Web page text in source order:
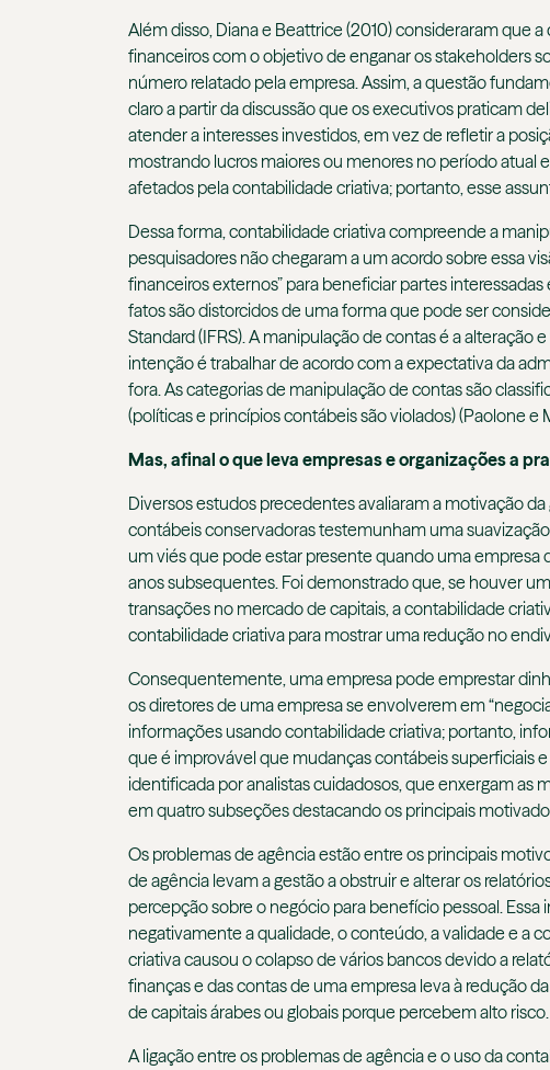
Além disso, Diana e Beattrice (2010) consideraram que
financeiros com o objetivo de enganar os stakeholders
número relatado pela empresa. Assim, a questão
claro a partir da discussão que os executivos praticam
atender a interesses investidos, em vez de refletir a
mostrando lucros maiores ou menores no período atual
afetados pela contabilidade criativa; portanto, esse
Dessa forma, contabilidade criativa compreende a
pesquisadores não chegaram a um acordo sobre essa
financeiros externos” para beneficiar partes
fatos são distorcidos de uma forma que pode ser
Standard (IFRS). A manipulação de contas é a
intenção é trabalhar de acordo com a expectativa da
fora. As categorias de manipulação de contas são
(políticas e princípios contábeis são violados) (Paolone e
Mas, afinal o que leva empresas e organizações a
Diversos estudos precedentes avaliaram a motivação
contábeis conservadoras testemunham uma
um viés que pode estar presente quando uma empresa
anos subsequentes. Foi demonstrado que, se houver
transações no mercado de capitais, a contabilidade
contabilidade criativa para mostrar uma redução no
Consequentemente, uma empresa pode emprestar
os diretores de uma empresa se envolverem em
informações usando contabilidade criativa; portanto,
que é improvável que mudanças contábeis superficiais
identificada por analistas cuidadosos, que enxergam as
em quatro subseções destacando os principais
Os problemas de agência estão entre os principais
de agência levam a gestão a obstruir e alterar os
percepção sobre o negócio para benefício pessoal.
negativamente a qualidade, o conteúdo, a validade e a
criativa causou o colapso de vários bancos devido a
finanças e das contas de uma empresa leva à redução
de capitais árabes ou globais porque percebem alto risco.
A ligação entre os problemas de agência e o uso da